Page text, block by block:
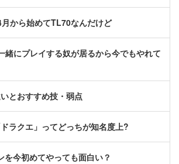
月から始めてTL70なんだけど
緒にプレイする奴が居るから今でもやれて
とおすすめ技・弱点
ドラクエ」ってどっちが知名度上?
を今初めてやっても面白い？